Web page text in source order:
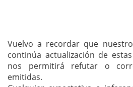
Vuelvo a recordar que
continúa actualización de
nos permitirá refutar o
emitidas.